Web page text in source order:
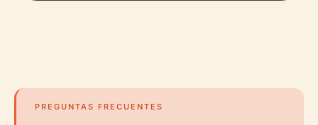
PREGUNTAS FRECUENTES